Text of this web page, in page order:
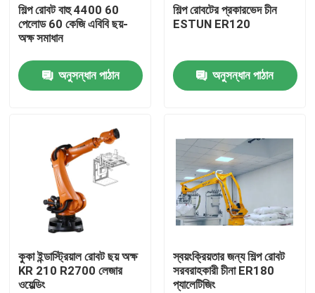
ভিআর শো
আমাদের সম্পর্কে
গুণমান নিয়ন্ত্রণ
আমাদের সাথে যোগাযোগ
মামলা
শিল্প রোবট বাহু 4400 60
পেলোড 60 কেজি এবিবি ছয়-
অক্ষ সমাধান
অনুসন্ধান পাঠান
শিল্প রোবটের প্রকারভেদ চীন
ESTUN ER120
অনুসন্ধান পাঠান
কুকা ইন্ডাস্ট্রিয়াল রোবট ছয় অক্ষ
KR 210 R2700 লেজার
ওয়েল্ডিং
স্বয়ংক্রিয়তার জন্য শিল্প রোবট
সরবরাহকারী চীনা ER180
প্যালেটিজিং